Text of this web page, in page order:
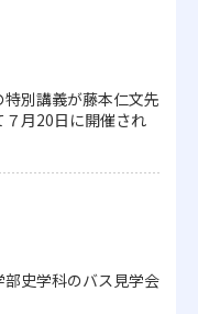
特別講義が藤本仁文先
月20日に開催され
史学科のバス見学会